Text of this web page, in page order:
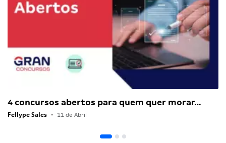
4 concursos abertos para quem quer morar…
Fellype Sales • 11 de Abril